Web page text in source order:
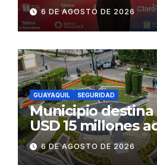
influyentes del
6 DE AGOSTO DE 2026
GUAYAQUIL SEGURIDAD
Municipio destina
USD 15 millones
SEGURA EP para
seguridad
6 DE AGOSTO DE 2026